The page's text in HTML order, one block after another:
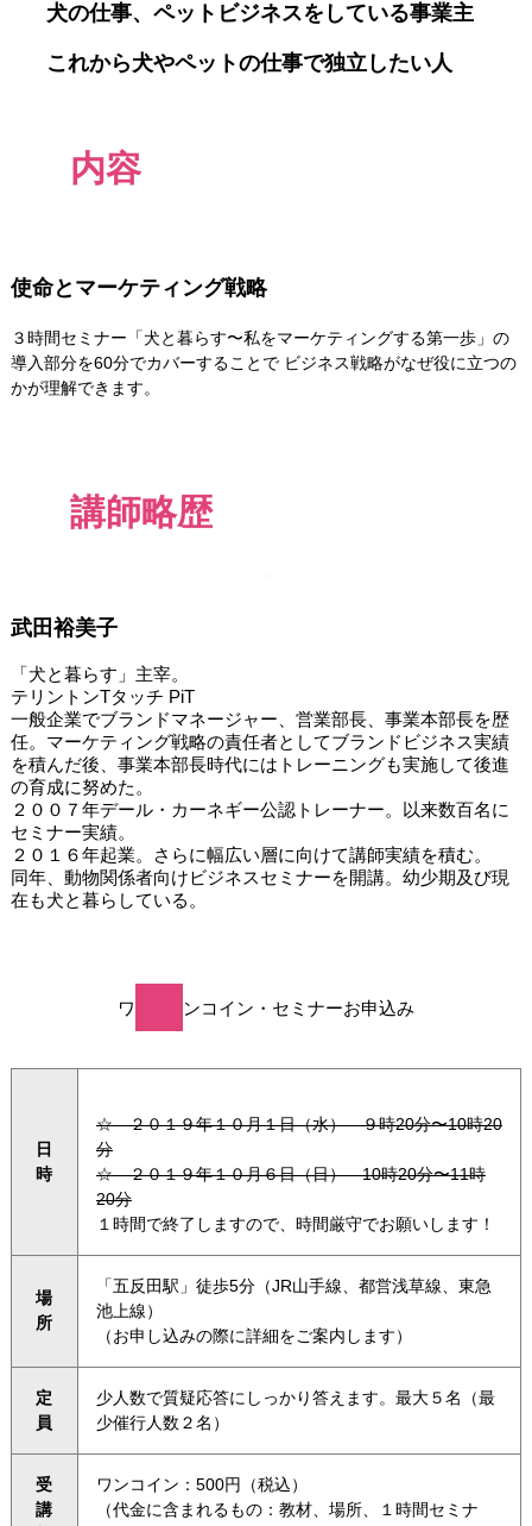
犬の仕事、ペットビジネスをしている事業主
これから犬やペットの仕事で独立したい人
内容
使命とマーケティング戦略
３時間セミナー「犬と暮らす〜私をマーケティングする第一歩」の
導入部分を60分でカバーすることで ビジネス戦略がなぜ役に立つの
かが理解できます。
講師略歴
武田裕美子
「犬と暮らす」主宰。
テリントンTタッチ PiT
一般企業でブランドマネージャー、営業部長、事業本部長を歴
任。マーケティング戦略の責任者としてブランドビジネス実績
を積んだ後、事業本部長時代にはトレーニングも実施して後進
の育成に努めた。
２００７年デール・カーネギー公認トレーナー。以来数百名に
セミナー実績。
２０１６年起業。さらに幅広い層に向けて講師実績を積む。
同年、動物関係者向けビジネスセミナーを開講。幼少期及び現
在も犬と暮らしている。
ワ ンコイン・セミナーお申込み
日
時
☆ ２０１９年１０月１日（水） ９時20分〜10時20
分
☆ ２０１９年１０月６日（日） 10時20分〜11時
20分
１時間で終了しますので、時間厳守でお願いします！
場
所
「五反田駅」徒歩5分（JR山手線、都営浅草線、東急
池上線）
（お申し込みの際に詳細をご案内します）
定
員
少人数で質疑応答にしっかり答えます。最大５名（最
少催行人数２名）
受
講
ワンコイン：500円（税込）
（代金に含まれるもの：教材、場所、１時間セミナ